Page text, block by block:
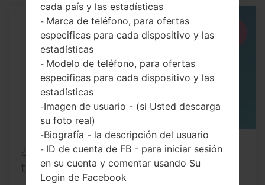
¿Cómo restablecer datos de fábrica a
través del menú...
cada país y las estadísticas
- Marca de teléfono, para ofertas
especificas para cada dispositivo y las
estadísticas
- Modelo de teléfono, para ofertas
especificas para cada dispositivo y las
estadísticas
-Imagen de usuario - (si Usted descarga
su foto real)
-Biografía - la descripción del usuario
- ID de cuenta de FB - para iniciar sesión
en su cuenta y comentar usando Su
Login de Facebook